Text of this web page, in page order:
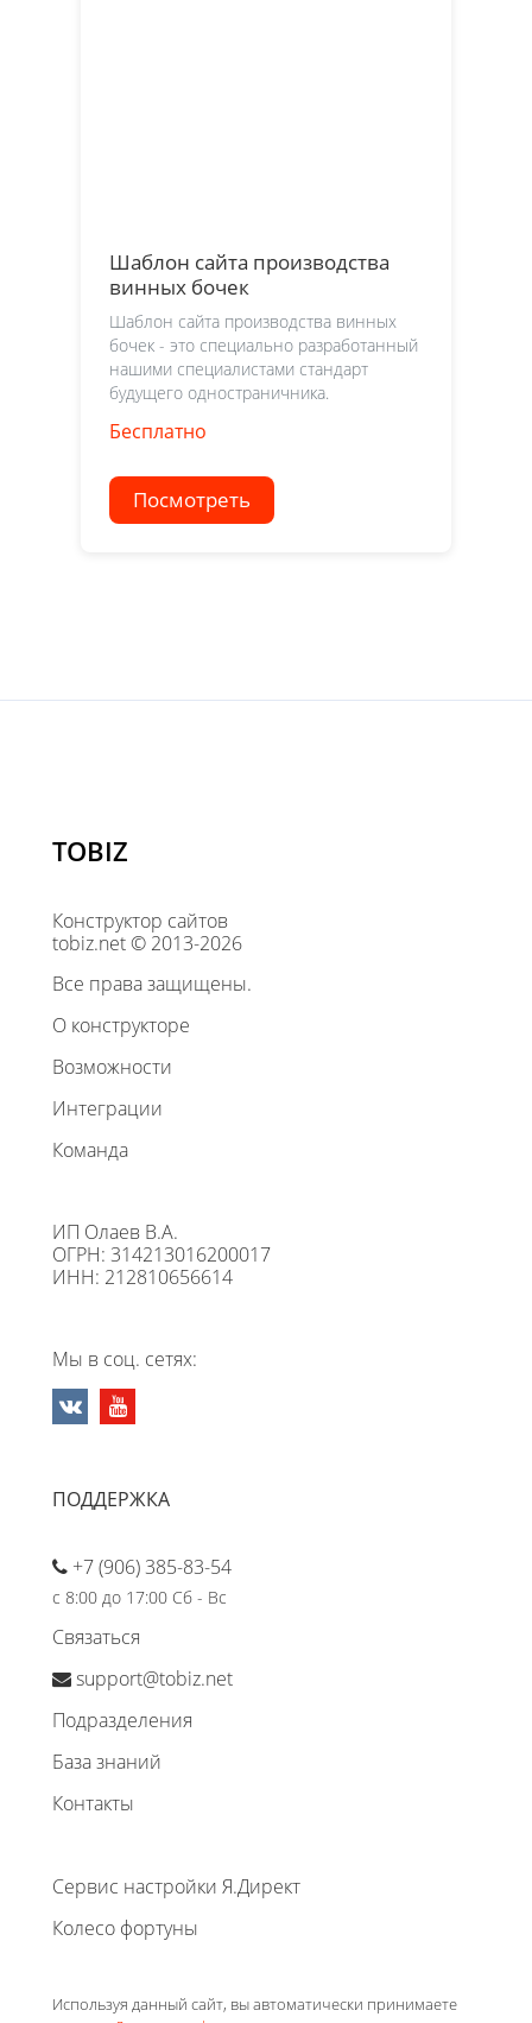
Шаблон сайта производства
винных бочек
Шаблон сайта производства винных
бочек - это специально разработанный
нашими специалистами стандарт
будущего одностраничника.
Бесплатно
Посмотреть
TOBIZ
Конструктор сайтов
tobiz.net © 2013-2026
Все права защищены.
О конструкторе
Возможности
Интеграции
Команда
ИП Олаев В.А.
ОГРН: 314213016200017
ИНН: 212810656614
Мы в соц. сетях:
ПОДДЕРЖКА
+7 (906) 385-83-54
с 8:00 до 17:00 Сб - Вс
Связаться
support@tobiz.net
Подразделения
База знаний
Контакты
Сервис настройки Я.Директ
Колесо фортуны
Используя данный сайт, вы автоматически принимаете